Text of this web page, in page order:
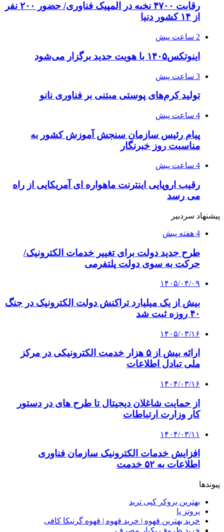
رقابت ۴۷۰۰ نخبه در المپیک فناوری/ حضور ۲۰۰ نفر
از ۱۴ کشور دنیا
2 ساعت پیش
اینوتکس۱۴۰۵ با هویت جدید برگزار می‌شود
3 ساعت پیش
تولید کرم‌های پوستی مبتنی بر فناوری نانو
4 ساعت پیش
پیام رئیس سازمان سنجش آموزش کشور به
مناسبت روز خبرنگار
4 ساعت پیش
رقیب اروپایی اینترنت ماهواره ای آمریکایی از راه
می رسد
پیشنهاد سردبیر
4 هفته پیش
طرح جدید دولت برای تغییر خدمات الکترونیک/
حرکت به سوی دولت پلتفرمی
۱۴۰۵/۰۴/۰۹
بیش از یک میلیارد تراکنش دولت الکترونیک در جنگ
۴۰ روزه ثبت شد
۱۴۰۵/۰۳/۱۶
ارائه بیش از ۵ هزار خدمت الکترونیکی در مرکز
ملی تبادل اطلاعات
۱۴۰۴/۰۳/۱۶
از حمایت شاغلان دیجیتال تا طرح های در دستور
کار وزارت ارتباطات
۱۴۰۴/۰۳/۱۱
افزایش خدمات الکترونیک سازمان فناوری
اطلاعات به ۵۲ خدمت
پیوندها
بهترین بروکر کپی ترید
پروتز پا
خرید بهترین قهوه | خرید قهوه | قهوه گرنیکا کافی
خرید ظروف یکبار مصرف